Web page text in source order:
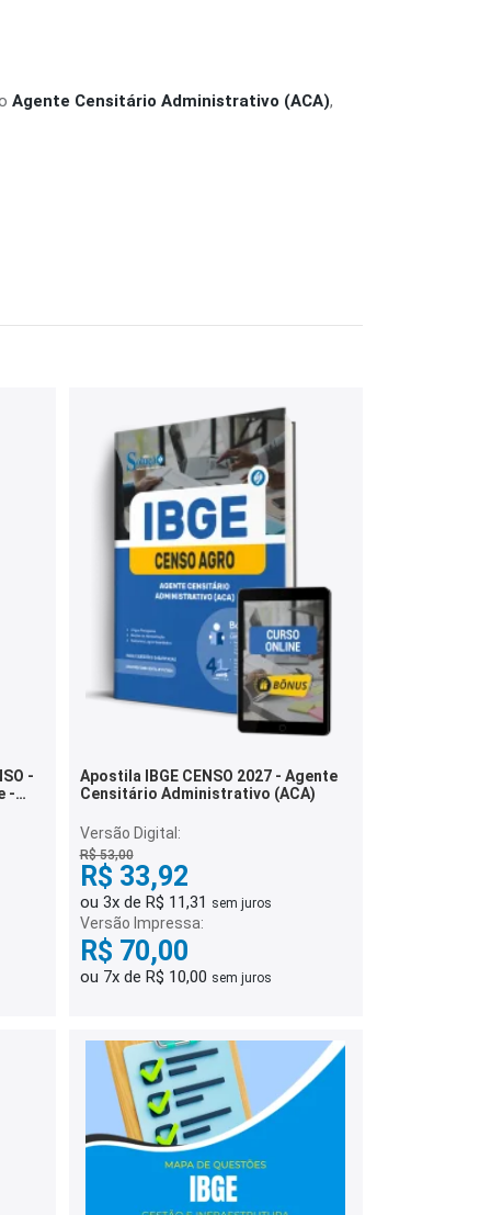
Agente Censitário Administrativo (ACA),
-
-
Apostila IBGE CENSO 2027 - Agente
Censitário Administrativo (ACA)
Versão Digital:
R$ 53,00
R$ 33,92
ou 3x de R$ 11,31 sem juros
Versão Impressa:
R$ 70,00
ou 7x de R$ 10,00 sem juros